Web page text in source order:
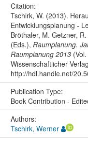
Citation:
Tschirk, W. (2013).
Entwicklungsplanung -
Bröthaler, M. Getzner,
(Eds.), Raumplanung.
Raumplanung 2013(Vol.
Wissenschaftlicher
http://hdl.handle.net/
Publication Type:
Book Contribution -
Authors:
Tschirk, Werner